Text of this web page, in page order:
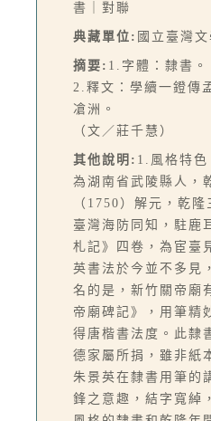
書｜對聯
典藏單位: 國立臺灣
摘要: 1.字體：隸書。
2.釋文：學續一鐙傳
凔洲。
（文／莊千慧）
其他說明: 1.風格特色
為湖南省武陵縣人，
（1750）解元，乾隆
臺灣海防同知，駐鹿
札記》四卷，為宦臺
英書法於今並不多見
名的是，新竹關帝廟
帝廟碑記》，用筆精
得唐楷書法度。此隸
德家屬所捐，雖非紙
朱景英在隸書用筆的
鋒之意趣，結字寬綽